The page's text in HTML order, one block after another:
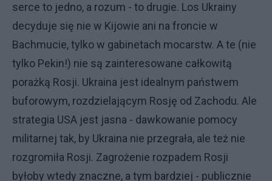
serce to jedno, a rozum - to drugie. Los Ukrainy
decyduje się nie w Kijowie ani na froncie w
Bachmucie, tylko w gabinetach mocarstw. A te (nie
tylko Pekin!) nie są zainteresowane całkowitą
porażką Rosji. Ukraina jest idealnym państwem
buforowym, rozdzielającym Rosję od Zachodu. Ale
strategia USA jest jasna - dawkowanie pomocy
militarnej tak, by Ukraina nie przegrała, ale też nie
rozgromiła Rosji. Zagrożenie rozpadem Rosji
byłoby wtedy znaczne, a tym bardziej - publicznie